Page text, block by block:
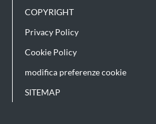
COPYRIGHT
Privacy Policy
Cookie Policy
modifica preferenze cookie
SITEMAP